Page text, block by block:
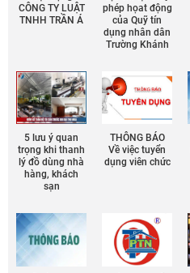
CÔNG TY LUẬT
TNHH TRẦN Á
phép họat động
của Quỹ tín
dụng nhân dân
Trường Khánh
5 lưu ý quan
trọng khi thanh
lý đồ dùng nhà
hàng, khách
sạn
THÔNG BÁO
Về việc tuyển
dụng viên chức